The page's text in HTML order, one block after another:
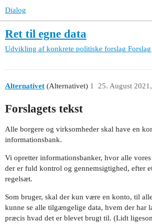
Dialog
Ret til egne data
Udvikling af konkrete politiske forslag
Alternativet (Alternativet) 25. August
1
Forslagets tekst
Alle borgere og virksomheder skal have en
informationsbank.
Vi opretter informationsbanker, hvor alle vores
der er fuld kontrol og gennemsigtighed, efter
regelsæt.
Som bruger, skal der kun være en konto, til
kunne se alle tilgængelige data, hvem der har
præcis hvad det er blevet brugt til. (Lidt